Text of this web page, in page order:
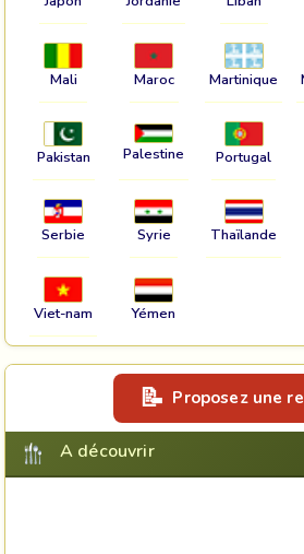
Mali Maroc Martinique
Pakistan Palestine Portugal
Serbie Syrie Thaïlande
Viet-nam Yémen
Proposez une
A découvrir